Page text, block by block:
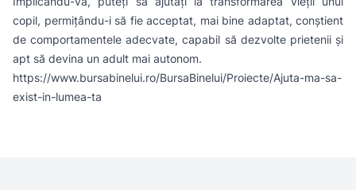
copil, permițându-i să fie acceptat, mai bine adaptat, conștient
de comportamentele adecvate, capabil să dezvolte prietenii și
apt să devina un adult mai autonom.
https://www.bursabinelui.ro/BursaBinelui/Proiecte/Ajuta-ma-sa-
exist-in-lumea-ta